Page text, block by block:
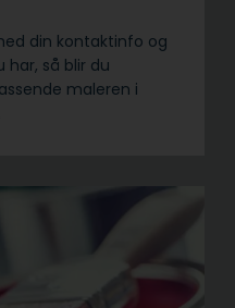
din kontaktinfo og
har, så blir du
maleren i